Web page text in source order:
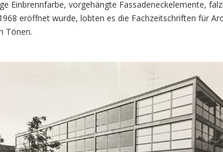
Einbrennfarbe, vorgehängte Fassadeneckelemente,
eröffnet wurde, lobten es die Fachzeitschriften für
Tönen.